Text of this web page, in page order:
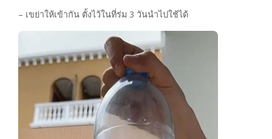
– เขย่าให้เข้ากัน ตั้งไว้ในที่ร่ม 3 วันนำไปใช้ได้